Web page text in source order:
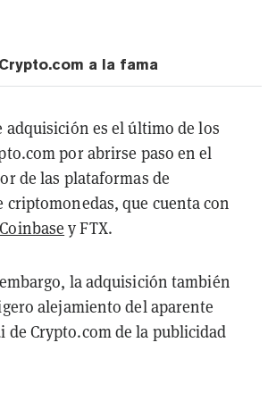
a la fama
adquisición es el último de los
por abrirse paso en el
de las plataformas de
criptomonedas, que cuenta con
Coinbase y FTX.
la adquisición también
alejamiento del aparente
de Crypto.com de la publicidad